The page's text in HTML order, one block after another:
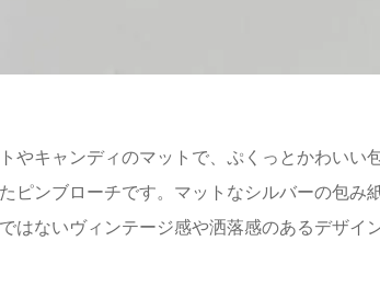
やキャンディのマットで、ぷくっとかわい
ピンブローチです。マットなシルバーの包
はないヴィンテージ感や洒落感のあるデザイ